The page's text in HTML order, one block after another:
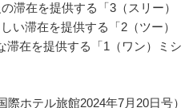
滞在を提供する「3（スリー）
い滞在を提供する「2（ツー）
滞在を提供する「1（ワン）ミシ
際ホテル旅館2024年7月20日号）